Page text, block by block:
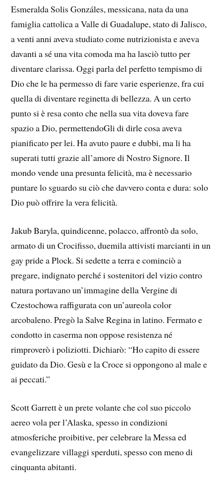
Esmeralda Solis Gonzáles, messicana, nata da una
famiglia cattolica a Valle di Guadalupe, stato di Jalisco,
a venti anni aveva studiato come nutrizionista e aveva
davanti a sé una vita comoda ma ha lasciò tutto per
diventare clarissa. Oggi parla del perfetto tempismo di
Dio che le ha permesso di fare varie esperienze, fra cui
quella di diventare reginetta di bellezza. A un certo
punto si è resa conto che nella sua vita doveva fare
spazio a Dio, permettendoGli di dirle cosa aveva
pianificato per lei. Ha avuto paure e dubbi, ma li ha
superati tutti grazie all’amore di Nostro Signore. Il
mondo vende una presunta felicità, ma è necessario
puntare lo sguardo su ciò che davvero conta e dura: solo
Dio può offrire la vera felicità.
Jakub Baryla, quindicenne, polacco, affrontò da solo,
armato di un Crocifisso, duemila attivisti marcianti in un
gay pride a Plock. Si sedette a terra e cominciò a
pregare, indignato perché i sostenitori del vizio contro
natura portavano un’immagine della Vergine di
Czestochowa raffigurata con un’aureola color
arcobaleno. Pregò la Salve Regina in latino. Fermato e
condotto in caserma non oppose resistenza né
rimproverò i poliziotti. Dichiarò: “Ho capito di essere
guidato da Dio. Gesù e la Croce si oppongono al male e
ai peccati.”
Scott Garrett è un prete volante che col suo piccolo
aereo vola per l’Alaska, spesso in condizioni
atmosferiche proibitive, per celebrare la Messa ed
evangelizzare villaggi sperduti, spesso con meno di
cinquanta abitanti.